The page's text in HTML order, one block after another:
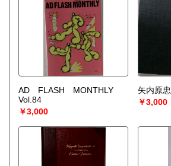
AD FLASH MONTHLY
Vol.84
￥3,000
矢内原忠
￥3,000